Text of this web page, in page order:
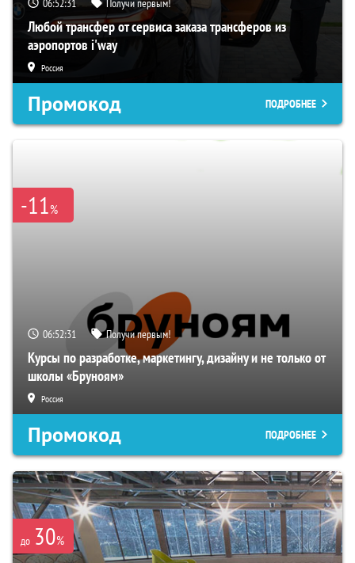
06:52:29 Получи первым!
Любой трансфер от сервиса заказа трансферов из
аэропортов i'way
Россия
Промокод ПОДРОБНЕЕ
-11%
06:52:29 Получи первым!
Курсы по разработке, маркетингу, дизайну и не только от
школы «Бруноям»
Россия
Промокод ПОДРОБНЕЕ
до 30%